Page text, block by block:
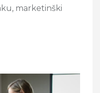
marketinški